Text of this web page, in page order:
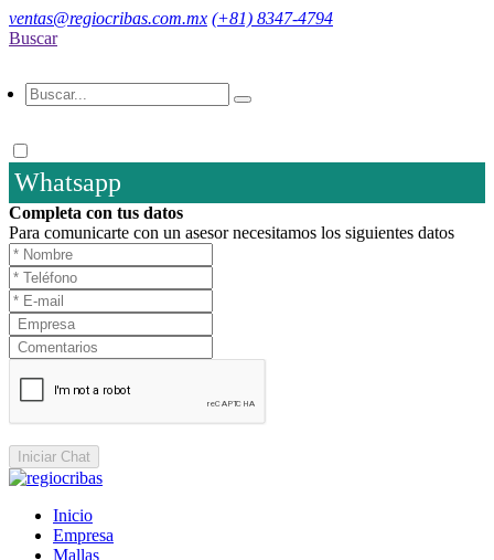
ventas@regiocribas.com.mx (+81) 8347-4794
Buscar
Whatsapp
Completa con tus datos
Para comunicarte con un asesor necesitamos los siguientes datos
Iniciar Chat
Inicio
Empresa
Mallas